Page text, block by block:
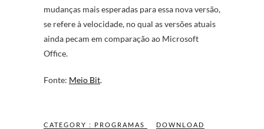
mudanças mais esperadas para essa nova versão,
se refere à velocidade, no qual as versões atuais
ainda pecam em comparação ao Microsoft
Office.
Fonte: Meio Bit.
CATEGORY : PROGRAMAS DOWNLOAD